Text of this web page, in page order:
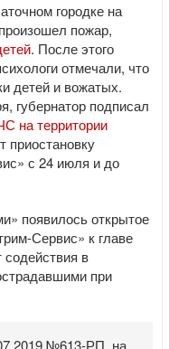
городке на
пожар,
. После этого
отмечали, что
детей и вожатых.
губернатор подписал
на территории
приостановку
с 24 июля и до
появилось открытое
Сервис» к главе
в
при
№613-РП, на